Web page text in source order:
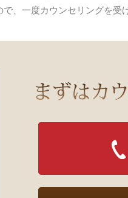
、一度カウンセリングを受